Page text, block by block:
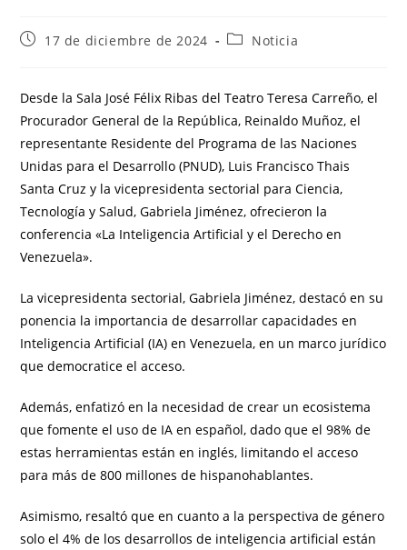
17 de diciembre de 2024 Noticia
Desde la Sala José Félix Ribas del Teatro Teresa Carreño, el
Procurador General de la República, Reinaldo Muñoz, el
representante Residente del Programa de las Naciones
Unidas para el Desarrollo (PNUD), Luis Francisco Thais
Santa Cruz y la vicepresidenta sectorial para Ciencia,
Tecnología y Salud, Gabriela Jiménez, ofrecieron la
conferencia «La Inteligencia Artificial y el Derecho en
Venezuela».
La vicepresidenta sectorial, Gabriela Jiménez, destacó en su
ponencia la importancia de desarrollar capacidades en
Inteligencia Artificial (IA) en Venezuela, en un marco jurídico
que democratice el acceso.
Además, enfatizó en la necesidad de crear un ecosistema
que fomente el uso de IA en español, dado que el 98% de
estas herramientas están en inglés, limitando el acceso
para más de 800 millones de hispanohablantes.
Asimismo, resaltó que en cuanto a la perspectiva de género
solo el 4% de los desarrollos de inteligencia artificial están